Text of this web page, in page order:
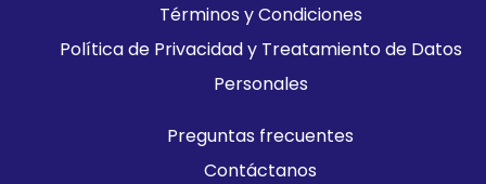
Términos y Condiciones
Política de Privacidad y Treatamiento de Datos
Personales
Preguntas frecuentes
Contáctanos